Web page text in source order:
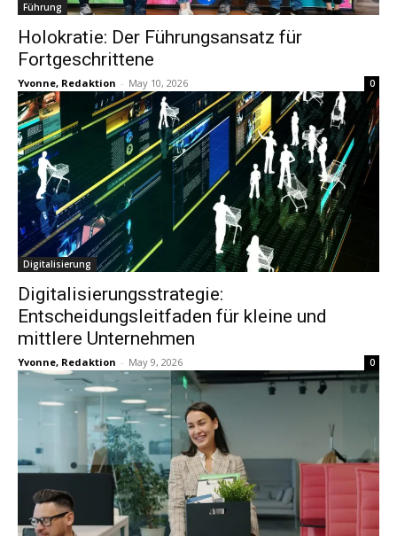
Führung
Holokratie: Der Führungsansatz für
Fortgeschrittene
Yvonne, Redaktion - May 10, 2026 0
Digitalisierung
Digitalisierungsstrategie:
Entscheidungsleitfaden für kleine und
mittlere Unternehmen
Yvonne, Redaktion - May 9, 2026 0